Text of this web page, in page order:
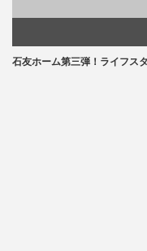
石友ホーム第三弾！ライフス